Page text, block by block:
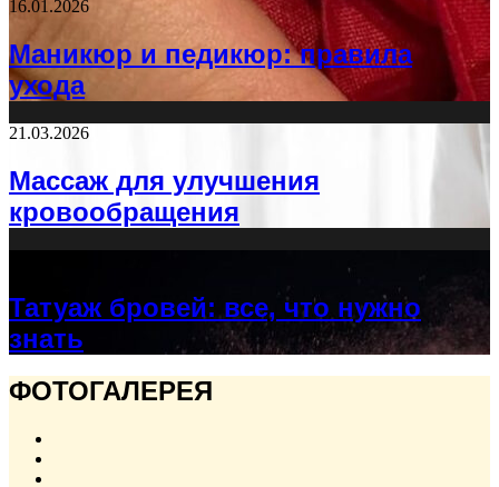
16.01.2026
Маникюр и педикюр: правила
ухода
21.03.2026
Массаж для улучшения
кровообращения
Татуаж бровей: все, что нужно
знать
ФОТОГАЛЕРЕЯ